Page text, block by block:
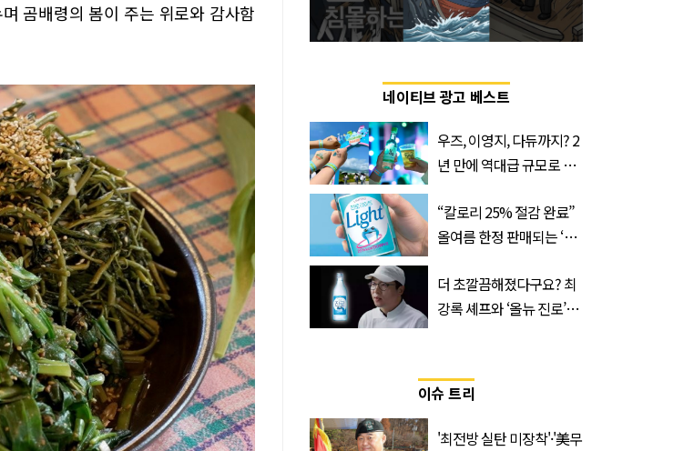
곰배령의 봄이 주는 위로와 감사함
네이티브 광고 베스트
우즈, 이영지, 다듀까지? 2
년 만에 역대급 규모로 돌
벌’
“칼로리 25% 절감 완료”
올여름 한정 판매되는 ‘최
더 초깔끔해졌다구요? 최
강록 셰프와 ‘올뉴 진로’의
이슈 트리
'최전방 실탄 미장착'·'美무